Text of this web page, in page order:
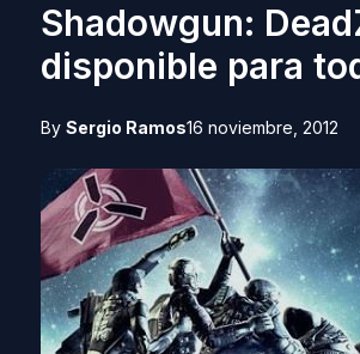
Shadowgun:
disponible para
By Sergio Ramos16 noviembre, 2012